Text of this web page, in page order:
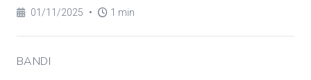
01/11/2025 • 1 min
BANDI